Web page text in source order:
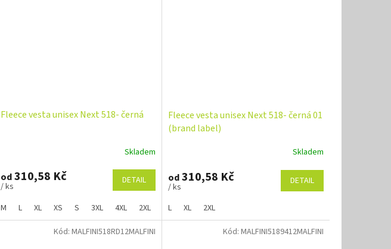
Fleece vesta unisex Next 518- černá
Skladem
od310,58 Kč
/ ks
DETAIL
M L XL XS S 3XL 4XL 2XL
Fleece vesta unisex Next 518- černá 01
(brand label)
Skladem
od310,58 Kč
/ ks
DETAIL
L XL 2XL
Kód: MALFINI518RD12MALFINI Kód: MALFINI5189412MALFINI